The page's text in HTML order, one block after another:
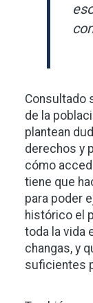
Consultado
de la
plantean
derechos y
cómo
tiene que
para poder
histórico el
toda la vida
changas, y
suficientes